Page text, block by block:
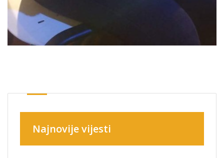
Najnovije vijesti